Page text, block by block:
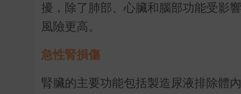
擾，除了肺部、心臟和腦部功能受影
風險更高。
急性腎損傷
腎臟的主要功能包括製造尿液排除體